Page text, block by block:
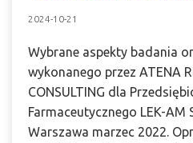
2024-10-21
Wybrane aspekty badania
wykonanego przez ATENA
CONSULTING dla
Farmaceutycznego LEK-AM
Warszawa marzec 2022.